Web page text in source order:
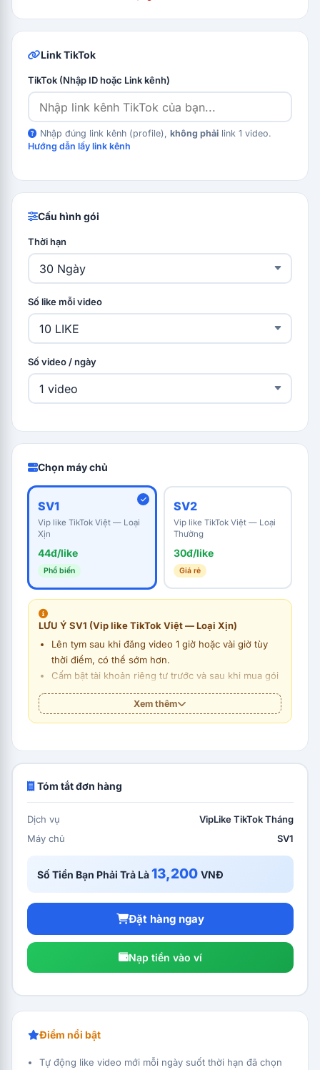
Link TikTok
TikTok (Nhập ID hoặc Link kênh)
Nhập đúng link kênh (profile), không phải link 1 video.
Hướng dẫn lấy link kênh
Cấu hình gói
Thời hạn
Số like mỗi video
Số video / ngày
Chọn máy chủ
SV1
Vip like TikTok Việt — Loại
Xịn
44đ/like
Phổ biến
SV2
Vip like TikTok Việt — Loại
Thường
30đ/like
Giá rẻ
LƯU Ý SV1 (Vip like TikTok Việt — Loại Xịn)
Lên tym sau khi đăng video 1 giờ hoặc vài giờ tùy
thời điểm, có thể sớm hơn.
Cấm bật tài khoản riêng tư trước và sau khi mua gói
tháng.
Không ghim video lên đầu trang (có thể lỗi lên
tym).
X video (quá số đó không lên tym, video ẩn/xóa
Đăng bài cách nhau khoảng 1h hoặc bài cũ đã lên
like rồi mới đăng bài mới (đăng spam liên tục sẽ
không lên).
Không hỗ trợ hủy / hoàn VipLike.
Xem thêm
Tóm tắt đơn hàng
Dịch vụ
VipLike TikTok Tháng
Máy chủ
SV1
Số Tiền Bạn Phải Trả Là13,200 VNĐ
Đặt hàng ngay
Nạp tiền vào ví
Điểm nổi bật
Tự động like video mới mỗi ngày suốt thời hạn đã chọn